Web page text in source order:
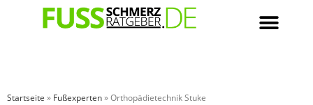
Startseite » Fußexperten»Orthopädietechnik Stuke